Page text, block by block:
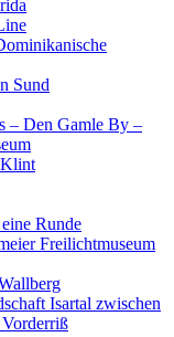
Sund
– Den Gamle By –
Klint
Runde
Freilichtmuseum
Isartal zwischen